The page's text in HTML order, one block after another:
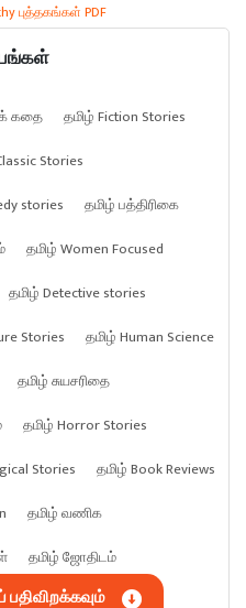
புத்தகங்கள் PDF
கதை
தமிழ் Fiction Stories
Stories
stories
தமிழ் பத்திரிகை
தமிழ் Women Focused
தமிழ் Detective stories
Stories
தமிழ் Human Science
தமிழ் சுயசரிதை
தமிழ் Horror Stories
Stories
தமிழ் Book Reviews
தமிழ் வணிக
தமிழ் ஜோதிடம்
தமிழ் Crime stories